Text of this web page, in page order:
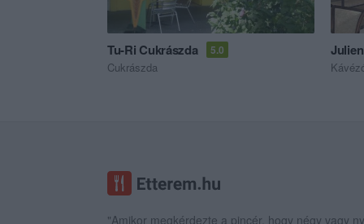
Tu-Ri Cukrászda 5.0
Cukrászda
"Amikor megkérdezte a pincér, hogy négy vagy